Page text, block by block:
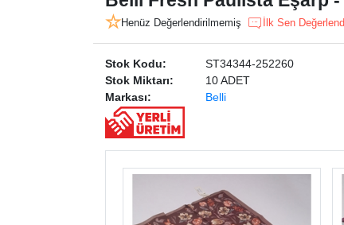
Henüz Değerlendirilmemiş İlk Sen
Stok Kodu:
ST34344-252260
Stok Miktarı:
10 ADET
Markası:
Belli